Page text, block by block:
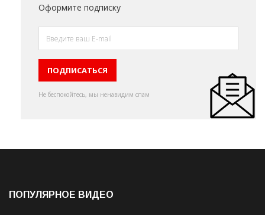
Оформите подписку
Не беспокойтесь, мы ненавидим спам
ПОПУЛЯРНОЕ ВИДЕО